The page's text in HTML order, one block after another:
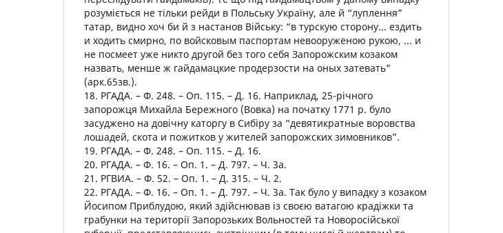
розуміється не тільки рейди в Польську Україну, але й “луплення”
татар, видно хоч би й з настанов Війську: “в турскую сторону... ездить
и ходить смирно, по войсковым паспортам невооруженою рукою, ... и
не посмеет уже никто другой без того себя Запорожским козаком
назвать, менше ж гайдамацкие продерзости на оных затевать”
(арк.65зв.).
18. РГАДА. – Ф. 248. – Оп. 115. – Д. 16. Наприклад, 25-річного
запорожця Михайла Бережного (Вовка) на початку 1771 р. було
засуджено на довічну каторгу в Сибіру за “девятикратные воровства
лошадей, скота и пожитков у жителей запорожских зимовников”.
19. РГАДА. – Ф. 248. – Оп. 115. – Д. 16.
20. РГАДА. – Ф. 16. – Оп. 1. – Д. 797. – Ч. 3а.
21. РГВИА. – Ф. 52. – Оп. 1. – Д. 315. – Ч. 2.
22. РГАДА. – Ф. 16. – Оп. 1. – Д. 797. – Ч. 3а. Так було у випадку з козаком
Йосипом Приблудою, який здійснював із своєю ватагою крадіжки та
грабунки на території Запорозьких Вольностей та Новоросійської